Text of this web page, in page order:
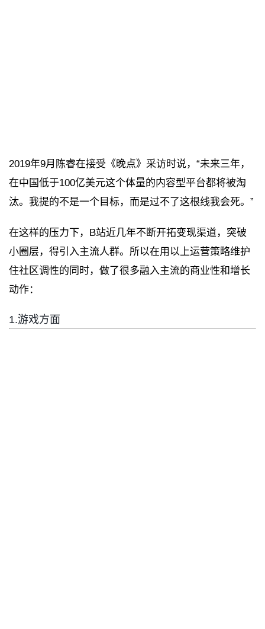
2019年9月陈睿在接受《晚点》采访时说，“未来三年，
在中国低于100亿美元这个体量的内容型平台都将被淘
汰。我提的不是一个目标，而是过不了这根线我会死。”
在这样的压力下，B站近几年不断开拓变现渠道，突破
小圈层，得引入主流人群。 所以在用以上运营策略维护
住社区调性的同时，做了很多融入主流的商业性和增长
动作：
1.游戏方面